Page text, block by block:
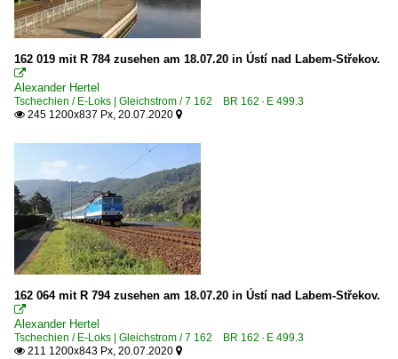
162 019 mit R 784 zusehen am 18.07.20 in Ústí nad Labem-Střekov.

Alexander Hertel
Tschechien / E-Loks | Gleichstrom / 7 162 BR 162 · E 499.3
 245 1200x837 Px, 20.07.2020 
162 064 mit R 794 zusehen am 18.07.20 in Ústí nad Labem-Střekov.

Alexander Hertel
Tschechien / E-Loks | Gleichstrom / 7 162 BR 162 · E 499.3
 211 1200x843 Px, 20.07.2020 